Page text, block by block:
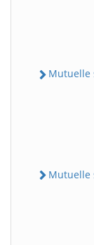
Mutuelle
Mutuelle